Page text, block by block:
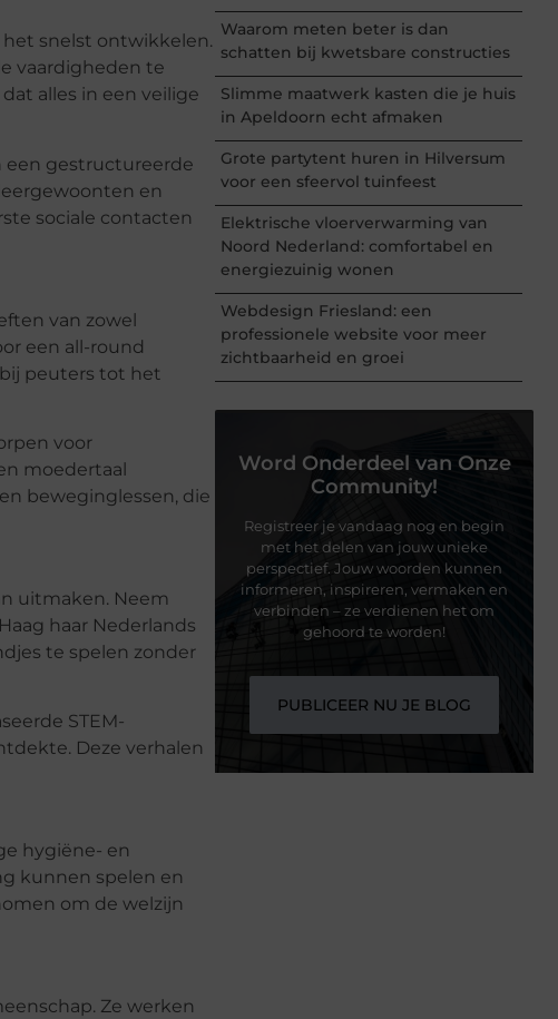
het snelst ontwikkelen.
vaardigheden te
alles in een veilige
een gestructureerde
en
sociale contacten
van zowel
een all-round
peuters tot het
voor
moedertaal
beweginglessen, die
uitmaken. Neem
haar Nederlands
te spelen zonder
STEM-
Deze verhalen
hygiëne- en
kunnen spelen en
om de welzijn
Ze werken
Waarom meten beter is dan
schatten bij kwetsbare constructies
Slimme maatwerk kasten die je huis
in Apeldoorn echt afmaken
Grote partytent huren in Hilversum
voor een sfeervol tuinfeest
Elektrische vloerverwarming van
Noord Nederland: comfortabel en
energiezuinig wonen
Webdesign Friesland: een
professionele website voor meer
zichtbaarheid en groei
Word Onderdeel van Onze
Community!
Registreer je vandaag nog en begin
met het delen van jouw unieke
perspectief. Jouw woorden kunnen
informeren, inspireren, vermaken en
verbinden – ze verdienen het om
gehoord te worden!
PUBLICEER NU JE BLOG